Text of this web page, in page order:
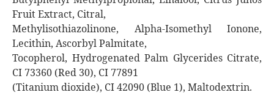
Fruit Extract, Citral,
Methylisothiazolinone, Alpha-Isomethyl Ionone,
Lecithin, Ascorbyl Palmitate,
Tocopherol, Hydrogenated Palm Glycerides Citrate,
CI 73360 (Red 30), CI 77891
(Titanium dioxide), CI 42090 (Blue 1), Maltodextrin.